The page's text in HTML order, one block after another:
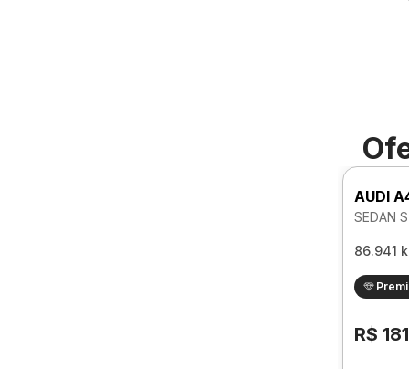
AUDI
SEDAN
86.941
R$